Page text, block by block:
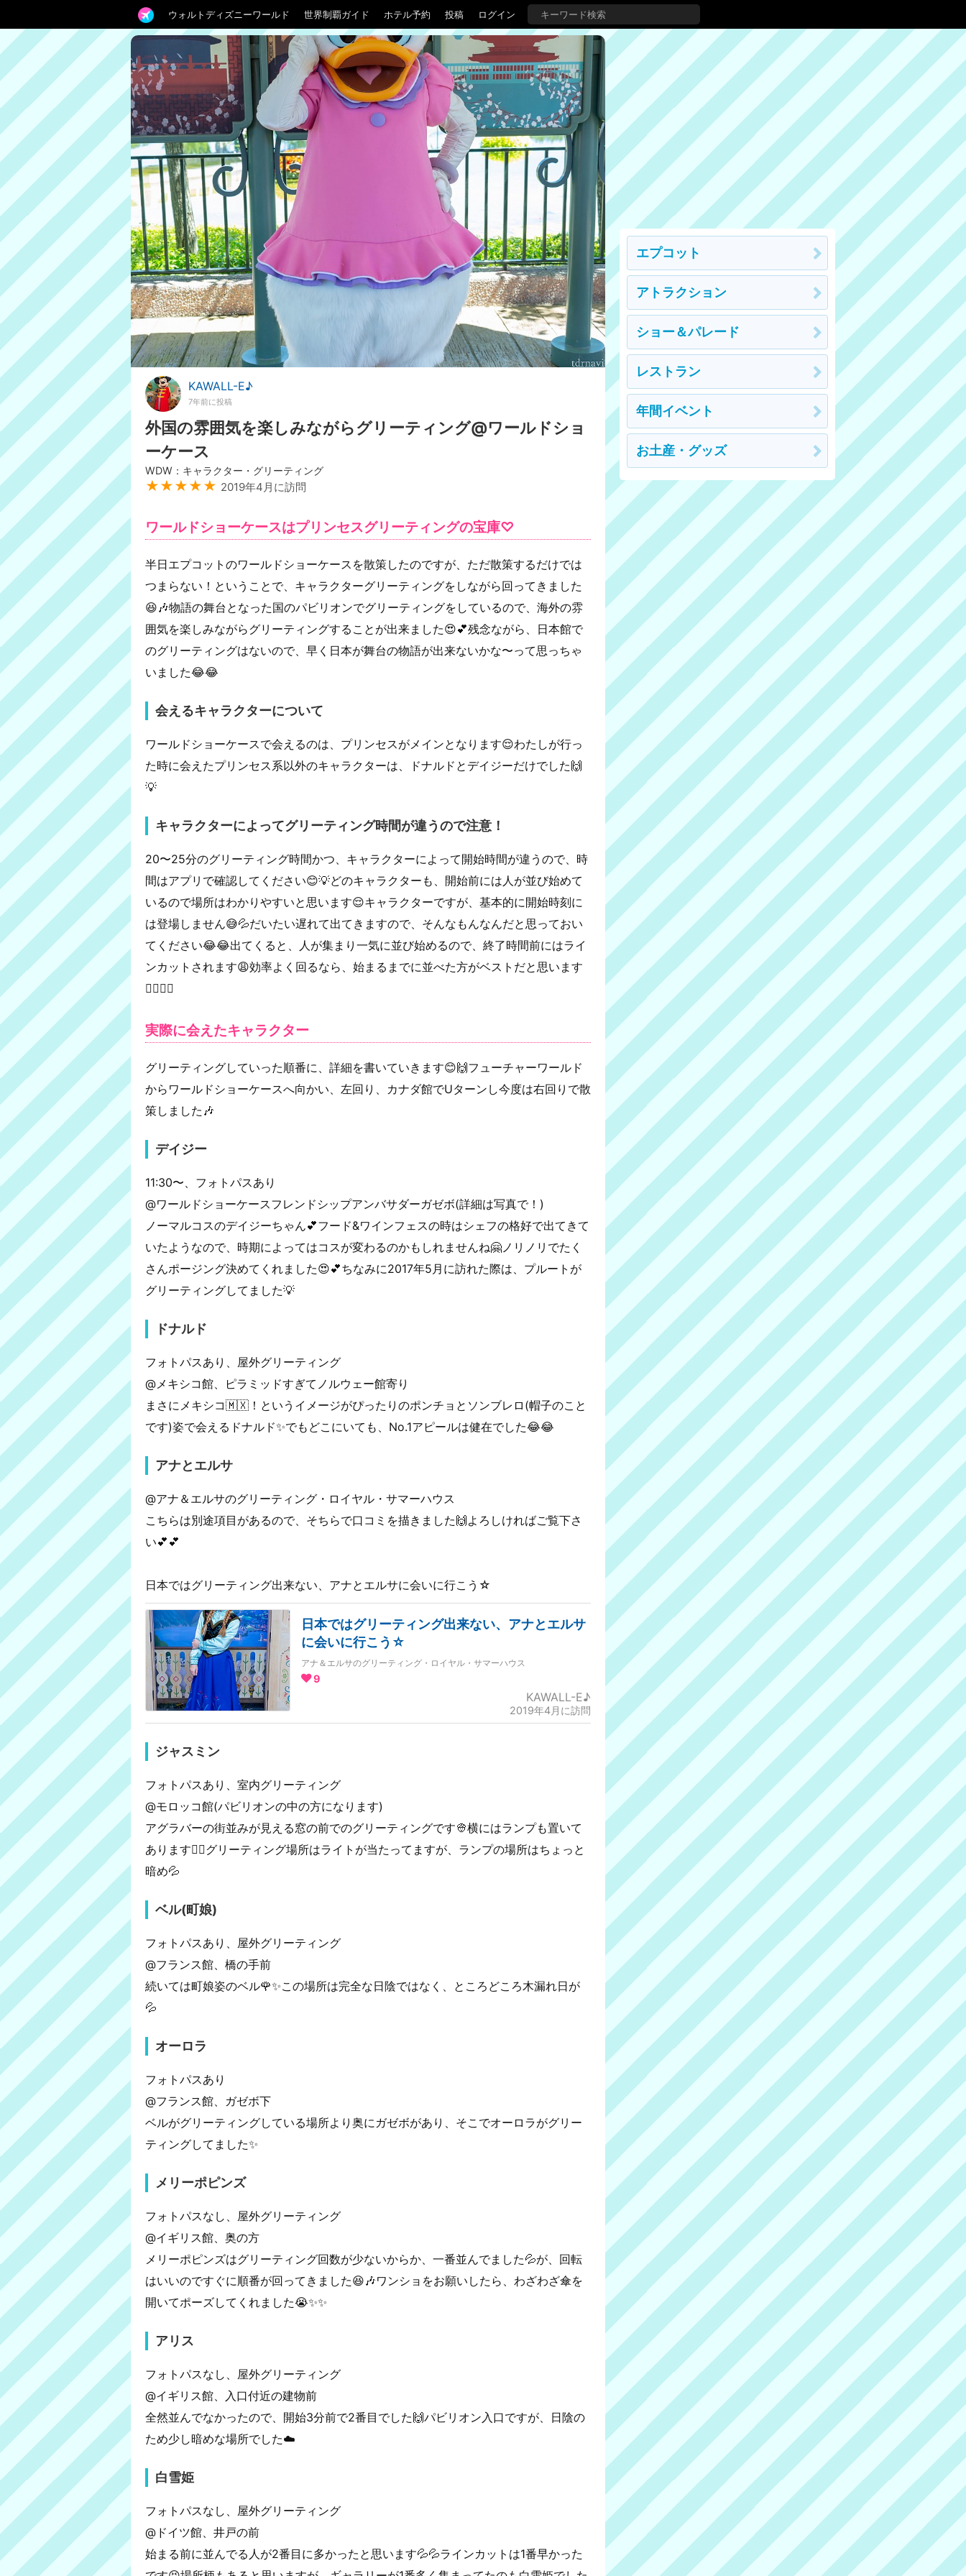
ウォルトディズニーワールド 世界制覇ガイド ホテル予約 投稿 ログイン
KAWALL-E♪
7年前に投稿
外国の雰囲気を楽しみながらグリーティング@ワールドショ
ーケース
WDW：キャラクター・グリーティング
★★★★★ 2019年4月に訪問
ワールドショーケースはプリンセスグリーティングの宝庫♡
半日エプコットのワールドショーケースを散策したのですが、ただ散策するだけでは
つまらない！ということで、キャラクターグリーティングをしながら回ってきました
😆🎶物語の舞台となった国のパビリオンでグリーティングをしているので、海外の雰
囲気を楽しみながらグリーティングすることが出来ました😍💕残念ながら、日本館で
のグリーティングはないので、早く日本が舞台の物語が出来ないかな〜って思っちゃ
いました😂😂
会えるキャラクターについて
ワールドショーケースで会えるのは、プリンセスがメインとなります😌わたしが行っ
た時に会えたプリンセス系以外のキャラクターは、ドナルドとデイジーだけでした🙌
💡
キャラクターによってグリーティング時間が違うので注意！
20〜25分のグリーティング時間かつ、キャラクターによって開始時間が違うので、時
間はアプリで確認してください😊💡どのキャラクターも、開始前には人が並び始めて
いるので場所はわかりやすいと思います😌キャラクターですが、基本的に開始時刻に
は登場しません😅💦だいたい遅れて出てきますので、そんなもんなんだと思っておい
てください😂😂出てくると、人が集まり一気に並び始めるので、終了時間前にはライ
ンカットされます😩効率よく回るなら、始まるまでに並べた方がベストだと思います
🙆‍♀️✨✨
実際に会えたキャラクター
グリーティングしていった順番に、詳細を書いていきます😊🙌フューチャーワールド
からワールドショーケースへ向かい、左回り、カナダ館でUターンし今度は右回りで散
策しました🎶
デイジー
11:30〜、フォトパスあり
@ワールドショーケースフレンドシップアンバサダーガゼボ(詳細は写真で！)
ノーマルコスのデイジーちゃん💕フード&ワインフェスの時はシェフの格好で出てきて
いたようなので、時期によってはコスが変わるのかもしれませんね🤗ノリノリでたく
さんポージング決めてくれました😍💕ちなみに2017年5月に訪れた際は、プルートが
グリーティングしてました💡
ドナルド
フォトパスあり、屋外グリーティング
@メキシコ館、ピラミッドすぎてノルウェー館寄り
まさにメキシコ🇲🇽！というイメージがぴったりのポンチョとソンブレロ(帽子のこと
です)姿で会えるドナルド✨でもどこにいても、No.1アピールは健在でした😂😂
アナとエルサ
@アナ＆エルサのグリーティング・ロイヤル・サマーハウス
こちらは別途項目があるので、そちらで口コミを描きました🙌よろしければご覧下さ
い💕💕
日本ではグリーティング出来ない、アナとエルサに会いに行こう☆
日本ではグリーティング出来ない、アナとエルサ
に会いに行こう☆
アナ＆エルサのグリーティング・ロイヤル・サマーハウス
9
KAWALL-E♪
2019年4月に訪問
ジャスミン
フォトパスあり、室内グリーティング
@モロッコ館(パビリオンの中の方になります)
アグラバーの街並みが見える窓の前でのグリーティングです👳横にはランプも置いて
あります🙋‍♀️グリーティング場所はライトが当たってますが、ランプの場所はちょっと
暗め💦
ベル(町娘)
フォトパスあり、屋外グリーティング
@フランス館、橋の手前
続いては町娘姿のベル🌹✨この場所は完全な日陰ではなく、ところどころ木漏れ日が
💦
オーロラ
フォトパスあり
@フランス館、ガゼボ下
ベルがグリーティングしている場所より奥にガゼボがあり、そこでオーロラがグリー
ティングしてました✨
メリーポピンズ
フォトパスなし、屋外グリーティング
@イギリス館、奥の方
メリーポピンズはグリーティング回数が少ないからか、一番並んでました💦が、回転
はいいのですぐに順番が回ってきました😆🎶ワンショをお願いしたら、わざわざ傘を
開いてポーズしてくれました😭✨✨
アリス
フォトパスなし、屋外グリーティング
@イギリス館、入口付近の建物前
全然並んでなかったので、開始3分前で2番目でした🙌パビリオン入口ですが、日陰の
ため少し暗めな場所でした☁️
白雪姫
フォトパスなし、屋外グリーティング
@ドイツ館、井戸の前
始まる前に並んでる人が2番目に多かったと思います💦💦ラインカットは1番早かった
エプコット
アトラクション
ショー＆パレード
レストラン
年間イベント
お土産・グッズ